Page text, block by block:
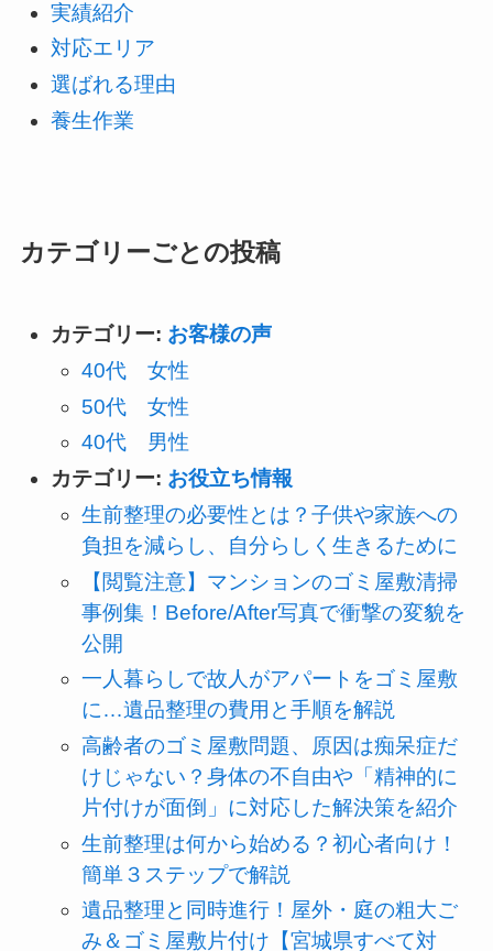
実績紹介
対応エリア
選ばれる理由
養生作業
カテゴリーごとの投稿
カテゴリー: お客様の声
40代 女性
50代 女性
40代 男性
カテゴリー: お役立ち情報
生前整理の必要性とは？子供や家族への
負担を減らし、自分らしく生きるために
【閲覧注意】マンションのゴミ屋敷清掃
事例集！Before/After写真で衝撃の変貌を
公開
一人暮らしで故人がアパートをゴミ屋敷
に…遺品整理の費用と手順を解説
高齢者のゴミ屋敷問題、原因は痴呆症だ
けじゃない？身体の不自由や「精神的に
片付けが面倒」に対応した解決策を紹介
生前整理は何から始める？初心者向け！
簡単３ステップで解説
遺品整理と同時進行！屋外・庭の粗大ご
み＆ゴミ屋敷片付け【宮城県すべて対